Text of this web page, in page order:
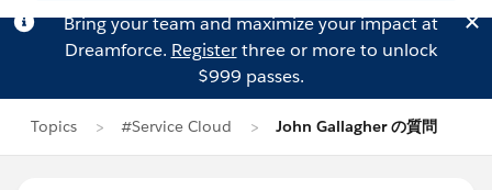
Bring your team and maximize your impact at
Dreamforce. Registerthree or more to unlock
$999 passes.
Topics #Service Cloud John Gallagher の質問